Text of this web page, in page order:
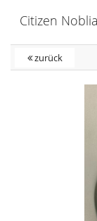
Citizen
zurück